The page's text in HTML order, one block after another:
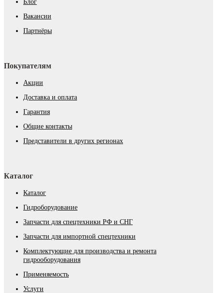
Блог
Вакансии
Партнёры
Покупателям
Акции
Доставка и оплата
Гарантия
Общие контакты
Представители в других регионах
Каталог
Каталог
Гидроборудование
Запчасти для спецтехники РФ и СНГ
Запчасти для импортной спецтехники
Комплектующие для производства и ремонта
гидрооборудования
Применяемость
Услуги